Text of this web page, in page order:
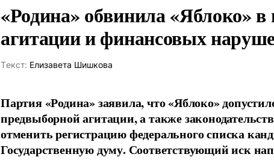
«Родина» обвинила «Яблоко» в
агитации и финансовых
Tекст: Елизавета Шишкова
Партия «Родина» заявила, что «Яблоко»
предвыборной агитации, а также
отменить регистрацию федерального списка
Государственную думу. Соответствующий иск